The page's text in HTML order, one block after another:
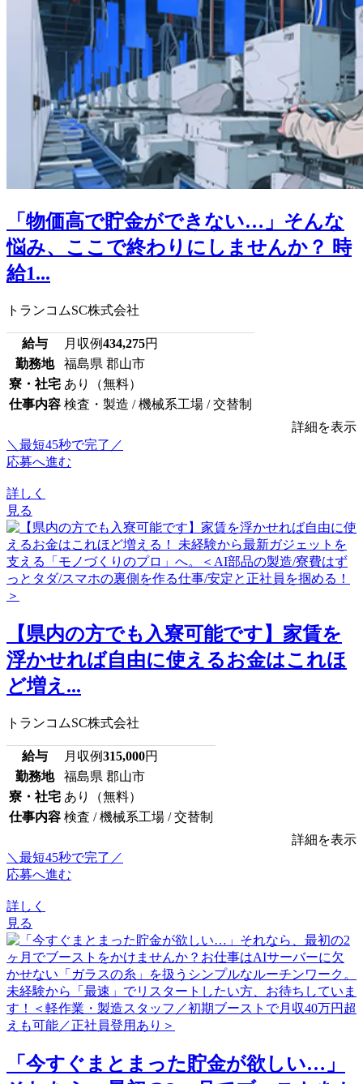
「物価高で貯金ができない…」そんな
悩み、ここで終わりにしませんか？ 時
給1...
トランコムSC株式会社
給与 月収例434,275円
勤務地
福島県 郡山市
寮・社宅 あり（無料）
仕事内容 検査・製造 / 機械系工場 / 交替制
詳細を表示
＼最短45秒で完了／
応募へ進む
詳しく
見る
【県内の方でも入寮可能です】家賃を
浮かせれば自由に使えるお金はこれほ
ど増え...
トランコムSC株式会社
給与 月収例315,000円
勤務地
福島県 郡山市
寮・社宅 あり（無料）
仕事内容 検査 / 機械系工場 / 交替制
詳細を表示
＼最短45秒で完了／
応募へ進む
詳しく
見る
「今すぐまとまった貯金が欲しい…」